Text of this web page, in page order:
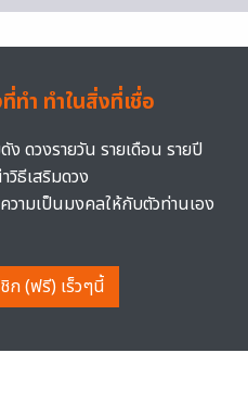
ทำ ทำในสิ่งที่เชื่อ
ง ดวงรายวัน รายเดือน รายปี
ธีเสริมดวง
วามเป็นมงคลให้กับตัวท่านเอง
ก (ฟรี) เร็วๆนี้